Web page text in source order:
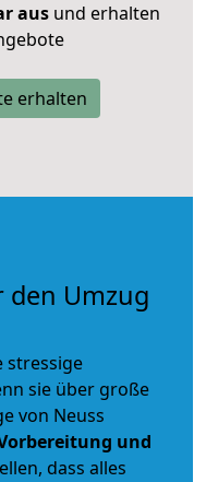
ausund erhalten
erhalten
den Umzug
stressige
sie über große
von Neuss
und
dass alles